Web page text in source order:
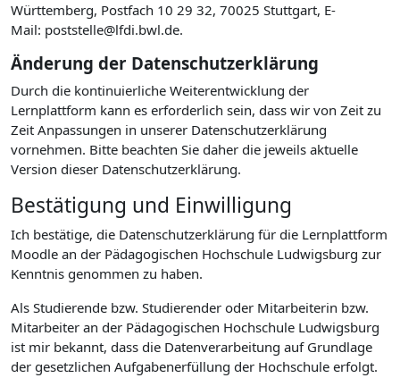
Württemberg, Postfach 10 29 32, 70025 Stuttgart, E-
Mail: poststelle@lfdi.bwl.de.
Änderung der Datenschutzerklärung
Durch die kontinuierliche Weiterentwicklung der
Lernplattform kann es erforderlich sein, dass wir von Zeit zu
Zeit Anpassungen in unserer Datenschutzerklärung
vornehmen. Bitte beachten Sie daher die jeweils aktuelle
Version dieser Datenschutzerklärung.
Bestätigung und Einwilligung
Ich bestätige, die Datenschutzerklärung für die Lernplattform
Moodle an der Pädagogischen Hochschule Ludwigsburg zur
Kenntnis genommen zu haben.
Als Studierende bzw. Studierender oder Mitarbeiterin bzw.
Mitarbeiter an der Pädagogischen Hochschule Ludwigsburg
ist mir bekannt, dass die Datenverarbeitung auf Grundlage
der gesetzlichen Aufgabenerfüllung der Hochschule erfolgt.